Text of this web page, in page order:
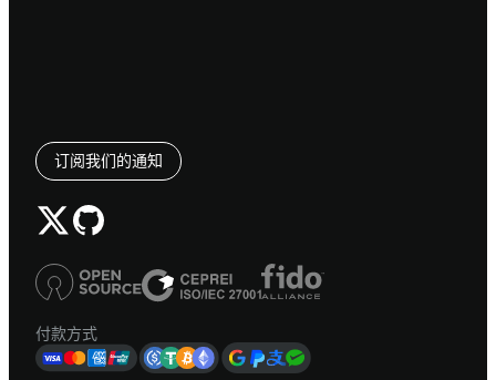
订阅我们的通知
付款方式